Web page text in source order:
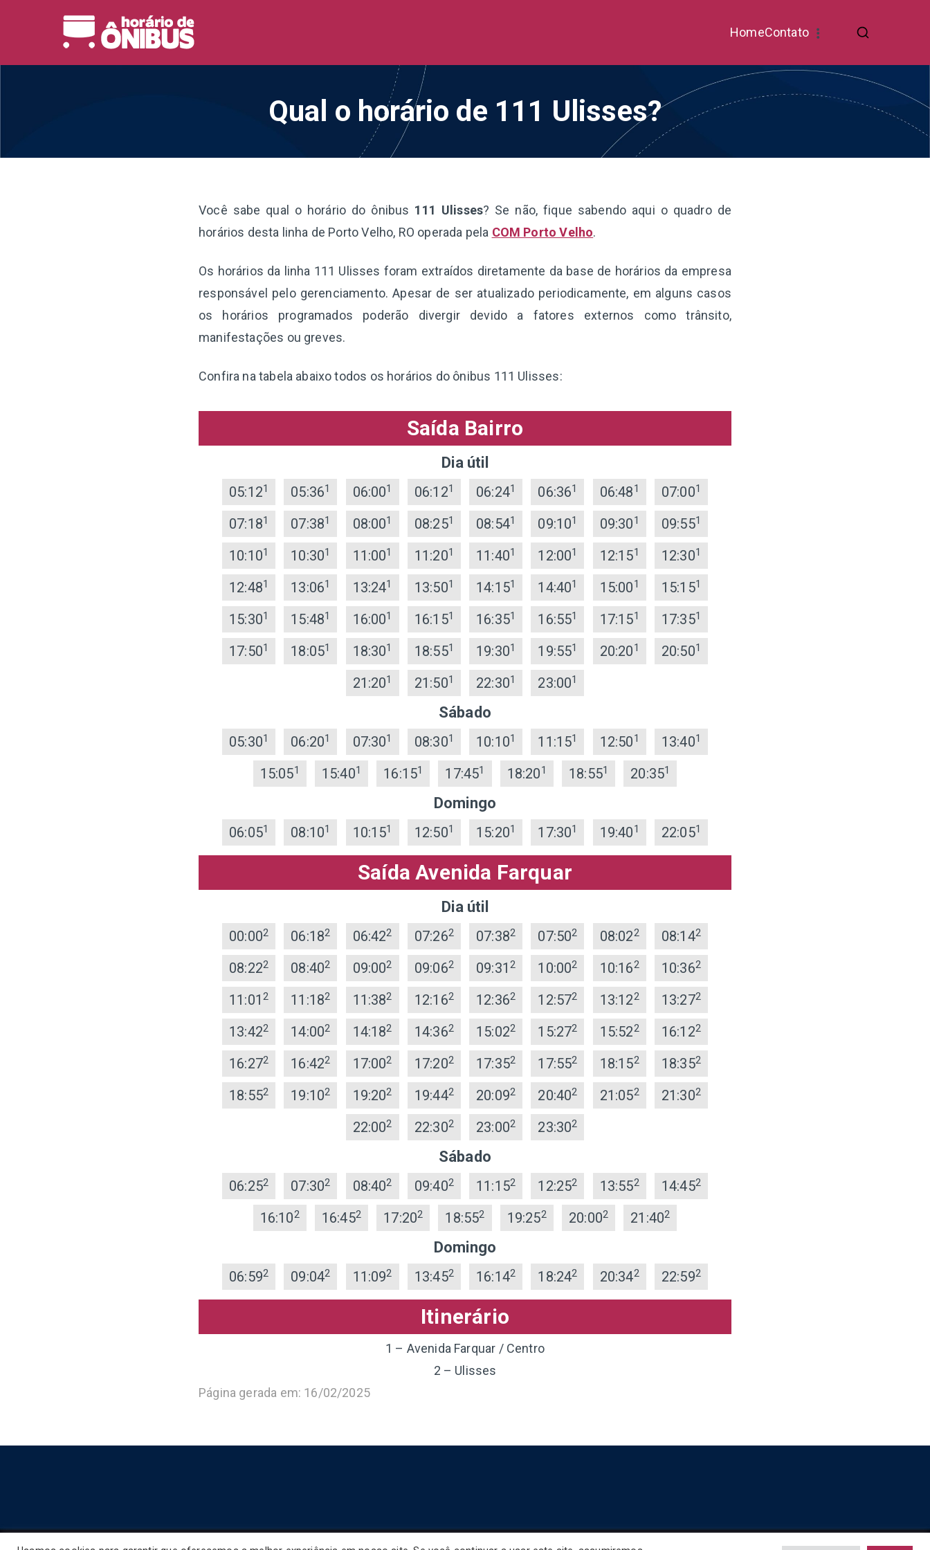
HomeContato
Qual o horário de 111 Ulisses?
Você sabe qual o horário do ônibus 111 Ulisses? Se não, fique sabendo aqui o quadro de
horários desta linha de Porto Velho, RO operada pela COM Porto Velho.
Os horários da linha 111 Ulisses foram extraídos diretamente da base de horários da empresa
responsável pelo gerenciamento. Apesar de ser atualizado periodicamente, em alguns casos
os horários programados poderão divergir devido a fatores externos como trânsito,
manifestações ou greves.
Confira na tabela abaixo todos os horários do ônibus 111 Ulisses:
Saída Bairro
Dia útil
05:121 05:361 06:001 06:121 06:241 06:361 06:481 07:001
07:181 07:381 08:001 08:251 08:541 09:101 09:301 09:551
10:101 10:301 11:001 11:201 11:401 12:001 12:151 12:301
12:481 13:061 13:241 13:501 14:151 14:401 15:001 15:151
15:301 15:481 16:001 16:151 16:351 16:551 17:151 17:351
17:501 18:051 18:301 18:551 19:301 19:551 20:201 20:501
21:201 21:501 22:301 23:001
Sábado
05:301 06:201 07:301 08:301 10:101 11:151 12:501 13:401
15:051 15:401 16:151 17:451 18:201 18:551 20:351
Domingo
06:051 08:101 10:151 12:501 15:201 17:301 19:401 22:051
Saída Avenida Farquar
Dia útil
00:002 06:182 06:422 07:262 07:382 07:502 08:022 08:142
08:222 08:402 09:002 09:062 09:31 2 10:002 10:162 10:362
11:01 2 11:182 11:382 12:162 12:362 12:572 13:122 13:272
13:422 14:002 14:182 14:362 15:022 15:272 15:522 16:122
16:272 16:422 17:002 17:202 17:352 17:552 18:152 18:352
18:552 19:102 19:202 19:442 20:092 20:402 21:052 21:302
22:002 22:302 23:002 23:302
Sábado
06:252 07:302 08:402 09:402 11:152 12:252 13:552 14:452
16:102 16:452 17:202 18:552 19:252 20:002 21:402
Domingo
06:592 09:042 11:092 13:452 16:142 18:242 20:342 22:592
Itinerário
1 – Avenida Farquar / Centro
2 – Ulisses
Página gerada em: 16/02/2025